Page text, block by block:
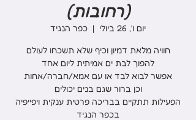
(רחובות)
יום ו׳, 26 ביולי
  |
כפר הנגיד
הפעילות תתקיים בבריכה פרטית ענקית ויפייפיה
בכפר הנגיד